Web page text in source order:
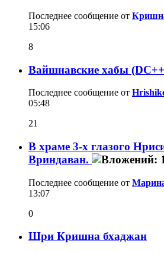
Последнее сообщение от
15:06
8
Вайшнавские хабы
Последнее сообщение от
05:48
21
В храме 3-х глазого
Вриндаван.
Последнее сообщение от
13:07
0
Шри Кришна бхаджан